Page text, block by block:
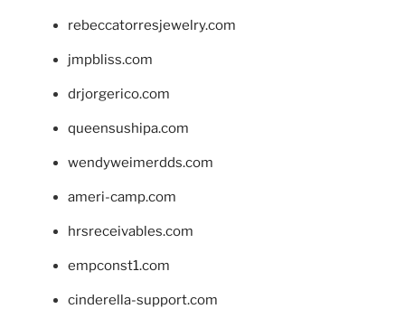
rebeccatorresjewelry.com
jmpbliss.com
drjorgerico.com
queensushipa.com
wendyweimerdds.com
ameri-camp.com
hrsreceivables.com
empconst1.com
cinderella-support.com